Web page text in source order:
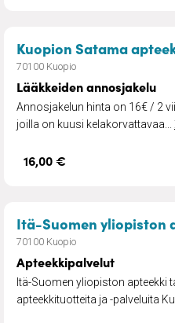
Kuopion Satama
70100 Kuopio
Lääkkeiden annosjakelu
Annosjakelun hinta on 16€ / 2
joilla on kuusi kelakorvattavaa...
16,00 €
Itä-Suomen yliopiston
70100 Kuopio
Apteekkipalvelut
Itä-Suomen yliopiston apteekki
apteekkituotteita ja -palveluita